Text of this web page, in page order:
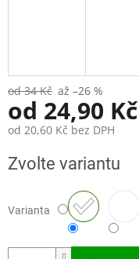
od 34 Kč až –26 %
od 24,90 Kč
od 20,60 Kč bez DPH
cena:
Zvolte variantu
Varianta